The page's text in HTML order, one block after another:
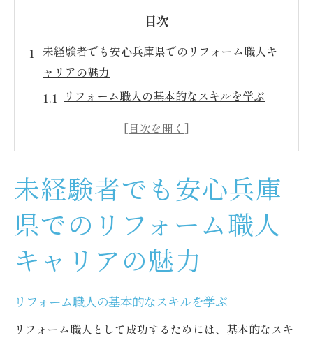
目次
未経験者でも安心兵庫県でのリフォーム職人キ
ャリアの魅力
リフォーム職人の基本的なスキルを学ぶ
カスタマーサポートを通じた安心感
未経験者のためのトレーニングプログラム
リフォーム業界でのキャリアパス
兵庫県でリフォーム職人として新しい自分を見
つける方法
リフォームでの創造的なチャレンジ
兵庫県内のリフォームプロジェクト参加方
未経験者でも安心兵庫
県でのリフォーム職人
キャリアの魅力
リフォーム職人の基本的なスキルを学ぶ
リフォーム職人として成功するためには、基本的なスキ